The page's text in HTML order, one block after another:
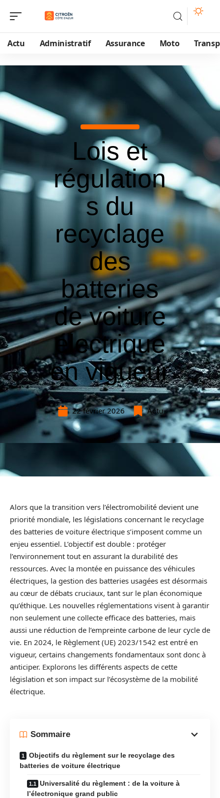
Actu Administratif Assurance Moto
Lois et
régulation
s du
recyclage
des
batteries
de voiture
électrique
en vigueur
22 février 2026 Actu
Alors que la transition vers l’électromobilité devient une
priorité mondiale, les législations concernant le recyclage
des batteries de voiture électrique s’imposent comme un
enjeu essentiel. L’objectif est double : protéger
l’environnement tout en assurant la durabilité des
ressources. Avec la montée en puissance des véhicules
électriques, la gestion des batteries usagées est désormais
au cœur de débats cruciaux, tant sur le plan économique
qu’éthique. Les nouvelles réglementations visent à garantir
non seulement une collecte efficace des batteries, mais
aussi une réduction de l’empreinte carbone de leur cycle de
vie. En 2024, le Règlement (UE) 2023/1542 est entré en
vigueur, certains changements fondamentaux sont donc à
anticiper. Explorons les différents aspects de cette
législation et son impact sur l’écosystème de la mobilité
électrique.
Sommaire
Objectifs du règlement sur le recyclage des
batteries de voiture électrique
Universalité du règlement : de la voiture à
l’électronique grand public